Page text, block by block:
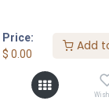
Price:
$ 0.00
Add
HONG KONG
TORRE EL